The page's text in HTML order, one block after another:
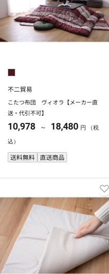
不二貿易
こたつ布団 ヴィオラ【メーカー直
送・代引不可】
10,978 ～ 18,480 円 （税
込）
送料無料 直送商品